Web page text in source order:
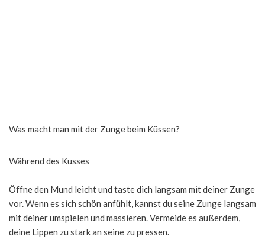
Was macht man mit der Zunge beim Küssen?
Während des Kusses
Öffne den Mund leicht und taste dich langsam mit deiner Zunge
vor. Wenn es sich schön anfühlt, kannst du seine Zunge langsam
mit deiner umspielen und massieren. Vermeide es außerdem,
deine Lippen zu stark an seine zu pressen.